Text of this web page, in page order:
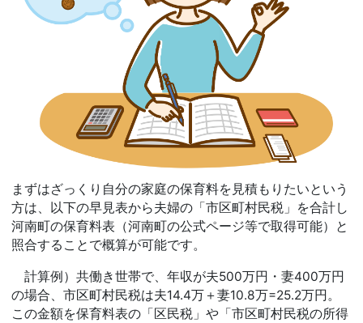
まずはざっくり自分の家庭の保育料を見積もりたいという
方は、以下の早見表から夫婦の「市区町村民税」を合計し
河南町の保育料表（河南町の公式ページ等で取得可能）と
照合することで概算が可能です。
計算例）共働き世帯で、年収が夫500万円・妻400万円
の場合、市区町村民税は夫14.4万＋妻10.8万=25.2万円。
この金額を保育料表の「区民税」や「市区町村民税の所得